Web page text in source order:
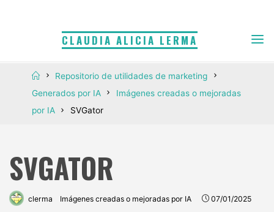
CLAUDIA ALICIA LERMA
InicioRepositorio de utilidades de marketing
Generados por IA
Imágenes creadas o mejoradas
por IA
SVGator
SVGATOR
clerma Imágenes creadas o mejoradas por IA 07/01/2025